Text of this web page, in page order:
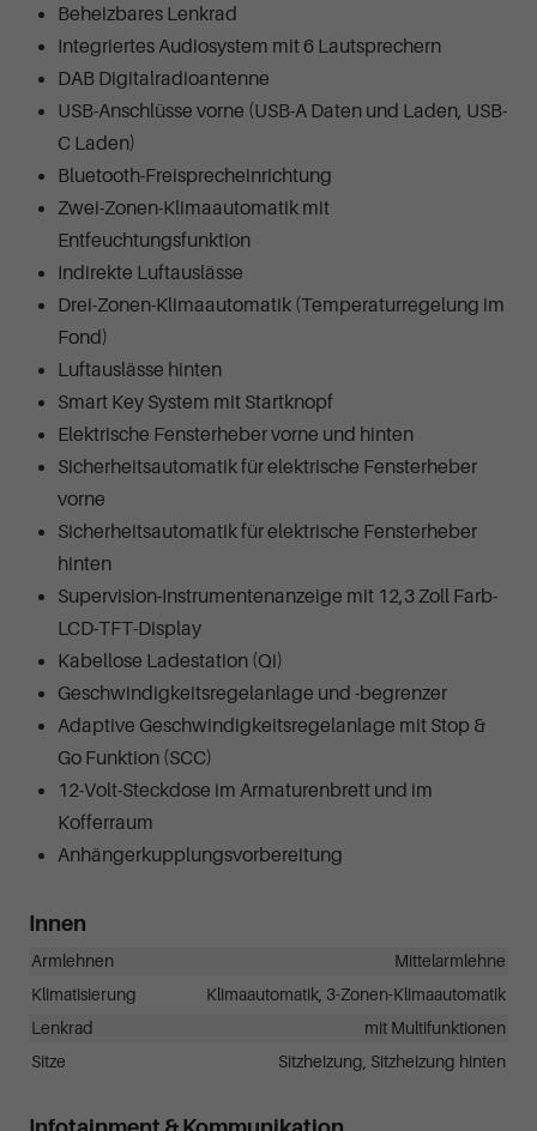
Beheizbares Lenkrad
Integriertes Audiosystem mit 6 Lautsprechern
DAB Digitalradioantenne
USB-Anschlüsse vorne (USB-A Daten und Laden, USB-
C Laden)
Bluetooth-Freisprecheinrichtung
Zwei-Zonen-Klimaautomatik mit
Entfeuchtungsfunktion
Indirekte Luftauslässe
Drei-Zonen-Klimaautomatik (Temperaturregelung im
Fond)
Luftauslässe hinten
Smart Key System mit Startknopf
Elektrische Fensterheber vorne und hinten
Sicherheitsautomatik für elektrische Fensterheber
vorne
Sicherheitsautomatik für elektrische Fensterheber
hinten
Supervision-Instrumentenanzeige mit 12,3 Zoll Farb-
LCD-TFT-Display
Kabellose Ladestation (Qi)
Geschwindigkeitsregelanlage und -begrenzer
Adaptive Geschwindigkeitsregelanlage mit Stop &
Go Funktion (SCC)
12-Volt-Steckdose im Armaturenbrett und im
Kofferraum
Anhängerkupplungsvorbereitung
Innen
Armlehnen
Mittelarmlehne
Klimatisierung
Klimaautomatik, 3-Zonen-Klimaautomatik
Lenkrad
mit Multifunktionen
Sitze
Sitzheizung, Sitzheizung hinten